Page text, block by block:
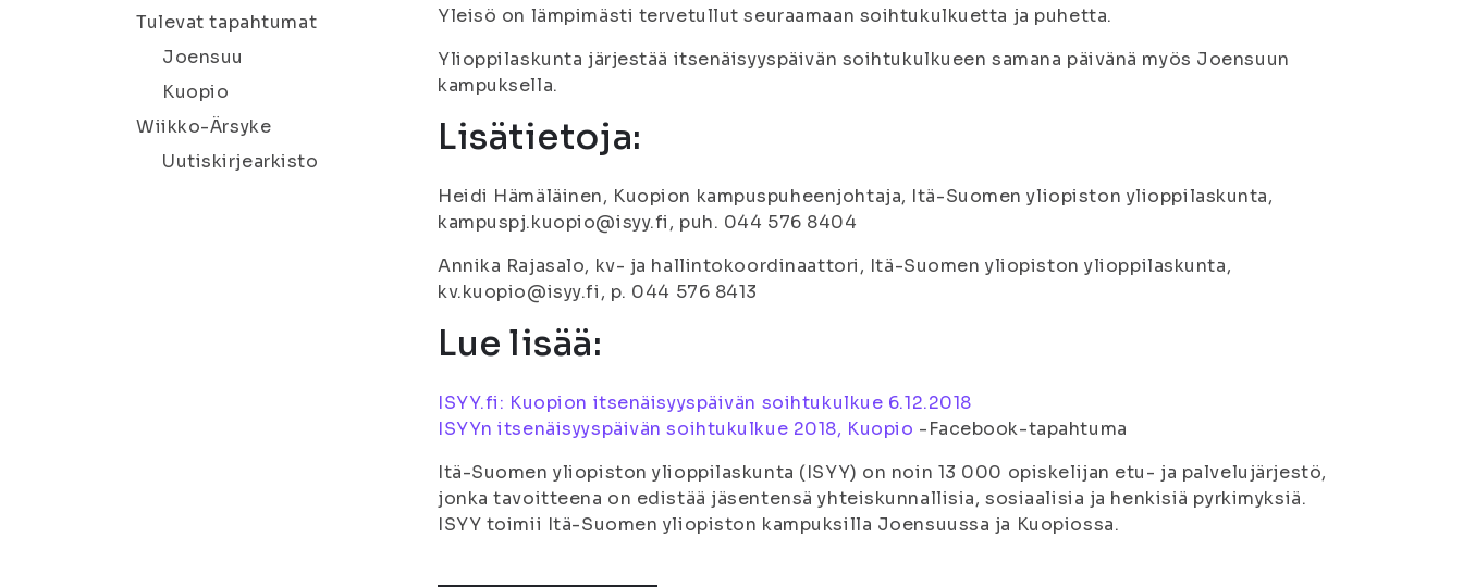
Tulevat tapahtumat
Joensuu
Kuopio
Wiikko-Ärsyke
Uutiskirjearkisto
Yleisö on lämpimästi tervetullut seuraamaan soihtukulkuetta ja puhetta.
Ylioppilaskunta järjestää itsenäisyyspäivän soihtukulkueen samana päivänä myös Joensuun
kampuksella.
Lisätietoja:
Heidi Hämäläinen, Kuopion kampuspuheenjohtaja, Itä-Suomen yliopiston ylioppilaskunta,
kampuspj.kuopio@isyy.fi, puh. 044 576 8404
Annika Rajasalo, kv- ja hallintokoordinaattori, Itä-Suomen yliopiston ylioppilaskunta,
kv.kuopio@isyy.fi, p. 044 576 8413
Lue lisää:
ISYY.fi: Kuopion itsenäisyyspäivän soihtukulkue 6.12.2018
ISYYn itsenäisyyspäivän soihtukulkue 2018, Kuopio -Facebook-tapahtuma
Itä-Suomen yliopiston ylioppilaskunta (ISYY) on noin 13 000 opiskelijan etu- ja palvelujärjestö,
jonka tavoitteena on edistää jäsentensä yhteiskunnallisia, sosiaalisia ja henkisiä pyrkimyksiä.
ISYY toimii Itä-Suomen yliopiston kampuksilla Joensuussa ja Kuopiossa.